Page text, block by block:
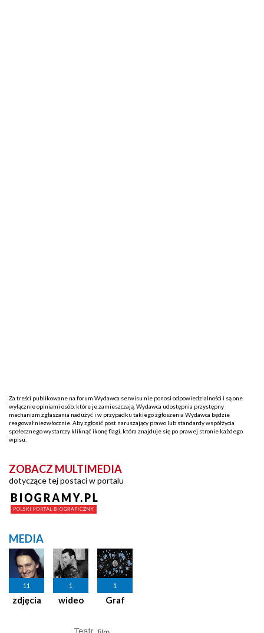
Za treści publikowane na forum Wydawca serwisu nie ponosi odpowiedzialności i są one
wyłącznie opiniami osób, które je zamieszczają. Wydawca udostępnia przystępny
mechanizm zgłaszania nadużyć i w przypadku takiego zgłoszenia Wydawca będzie
reagował niezwłocznie. Aby zgłosić post naruszający prawo lub standardy współżycia
społecznego wystarczy kliknąć ikonę flagi, która znajduje się po prawej stronie każdego
wpisu.
ZOBACZ MULTIMEDIA
dotyczące tej postaci w portalu
MEDIA
11
zdjęcia
1
wideo
1
Graf